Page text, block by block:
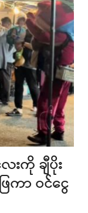
းကို ချီပိုး
ေကာ ဝင်ငွေ